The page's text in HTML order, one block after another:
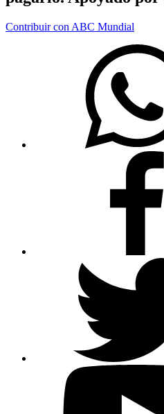
Contribuir con ABC Mundial